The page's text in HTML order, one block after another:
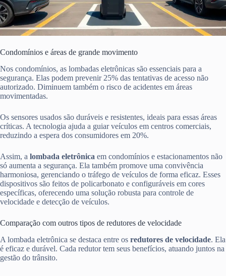
Condomínios e áreas de grande movimento
Nos condomínios, as lombadas eletrônicas são essenciais para a
segurança. Elas podem prevenir 25% das tentativas de acesso não
autorizado. Diminuem também o risco de acidentes em áreas
movimentadas.
Os sensores usados são duráveis e resistentes, ideais para essas áreas
críticas. A tecnologia ajuda a guiar veículos em centros comerciais,
reduzindo a espera dos consumidores em 20%.
Assim, a lombada eletrônica em condomínios e estacionamentos não
só aumenta a segurança. Ela também promove uma convivência
harmoniosa, gerenciando o tráfego de veículos de forma eficaz. Esses
dispositivos são feitos de policarbonato e configuráveis em cores
específicas, oferecendo uma solução robusta para controle de
velocidade e detecção de veículos.
Comparação com outros tipos de redutores de velocidade
A lombada eletrônica se destaca entre os redutores de velocidade. Ela
é eficaz e durável. Cada redutor tem seus benefícios, atuando juntos na
gestão do trânsito.